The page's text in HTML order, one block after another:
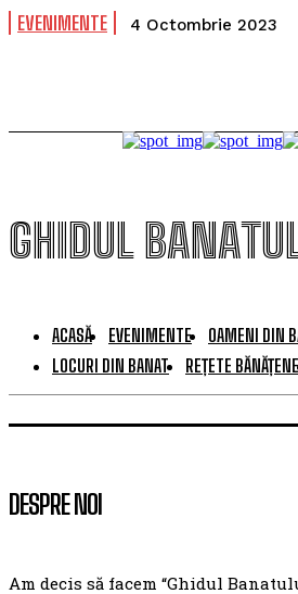
EVENIMENTE 4 Octombrie 2023
GHIDUL
ACASĂ EVENIMENTE
OAMENI DIN
LOCURI DIN BANAT
REȚETE BĂNĂȚENE
DESPRE NOI
Am decis să facem “Ghidul